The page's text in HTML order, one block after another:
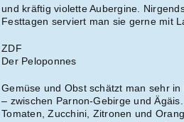
und kräftig violette Aubergine.
Festtagen serviert man sie gerne mit
ZDF
Der Peloponnes
Gemüse und Obst schätzt man sehr
– zwischen Parnon-Gebirge und
Tomaten, Zucchini, Zitronen und